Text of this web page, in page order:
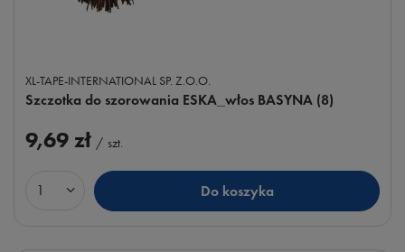
XL-TAPE-INTERNATIONAL SP. Z.O.O.
Szczotka do szorowania ESKA_włos BASYNA (8)
9,69 zł / szt.
Ilość produktów Do koszyka